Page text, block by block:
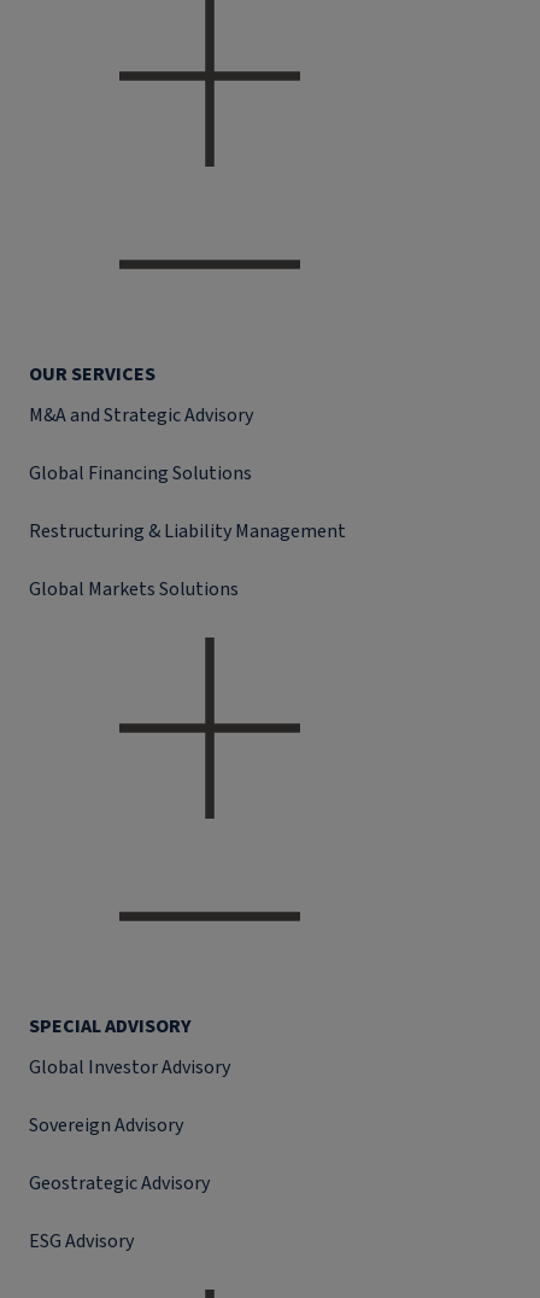
OUR SERVICES
M&A and Strategic Advisory
Global Financing Solutions
Restructuring & Liability Management
Global Markets Solutions
SPECIAL ADVISORY
Global Investor Advisory
Sovereign Advisory
Geostrategic Advisory
ESG Advisory